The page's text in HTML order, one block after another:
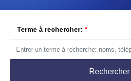
Terme à rechercher:
Rechercher